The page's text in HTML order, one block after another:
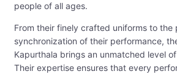
people of all ages.
From their finely crafted uniforms to the
synchronization of their performance,
Kapurthala brings an unmatched level
Their expertise ensures that every